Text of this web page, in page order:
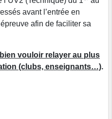
avant l’entrée en
afin de faciliter sa
vouloir relayer au plus
(clubs, enseignants…).